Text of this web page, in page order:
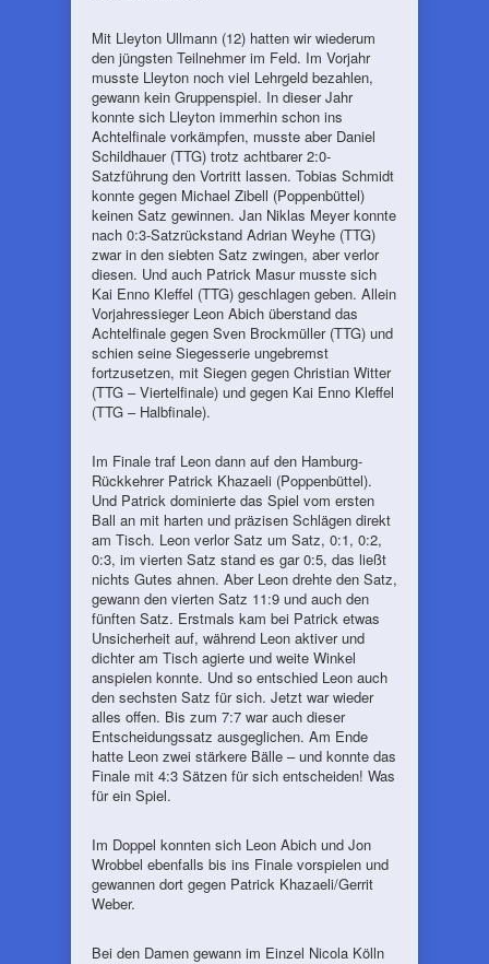
Mit Lleyton Ullmann (12) hatten wir wiederum
den jüngsten Teilnehmer im Feld. Im Vorjahr
musste Lleyton noch viel Lehrgeld bezahlen,
gewann kein Gruppenspiel. In dieser Jahr
konnte sich Lleyton immerhin schon ins
Achtelfinale vorkämpfen, musste aber Daniel
Schildhauer (TTG) trotz achtbarer 2:0-
Satzführung den Vortritt lassen. Tobias Schmidt
konnte gegen Michael Zibell (Poppenbüttel)
keinen Satz gewinnen. Jan Niklas Meyer konnte
nach 0:3-Satzrückstand Adrian Weyhe (TTG)
zwar in den siebten Satz zwingen, aber verlor
diesen. Und auch Patrick Masur musste sich
Kai Enno Kleffel (TTG) geschlagen geben. Allein
Vorjahressieger Leon Abich überstand das
Achtelfinale gegen Sven Brockmüller (TTG) und
schien seine Siegesserie ungebremst
fortzusetzen, mit Siegen gegen Christian Witter
(TTG – Viertelfinale) und gegen Kai Enno Kleffel
(TTG – Halbfinale).
Im Finale traf Leon dann auf den Hamburg-
Rückkehrer Patrick Khazaeli (Poppenbüttel).
Und Patrick dominierte das Spiel vom ersten
Ball an mit harten und präzisen Schlägen direkt
am Tisch. Leon verlor Satz um Satz, 0:1, 0:2,
0:3, im vierten Satz stand es gar 0:5, das ließt
nichts Gutes ahnen. Aber Leon drehte den Satz,
gewann den vierten Satz 11:9 und auch den
fünften Satz. Erstmals kam bei Patrick etwas
Unsicherheit auf, während Leon aktiver und
dichter am Tisch agierte und weite Winkel
anspielen konnte. Und so entschied Leon auch
den sechsten Satz für sich. Jetzt war wieder
alles offen. Bis zum 7:7 war auch dieser
Entscheidungssatz ausgeglichen. Am Ende
hatte Leon zwei stärkere Bälle – und konnte das
Finale mit 4:3 Sätzen für sich entscheiden! Was
für ein Spiel.
Im Doppel konnten sich Leon Abich und Jon
Wrobbel ebenfalls bis ins Finale vorspielen und
gewannen dort gegen Patrick Khazaeli/Gerrit
Weber.
Bei den Damen gewann im Einzel Nicola Kölln